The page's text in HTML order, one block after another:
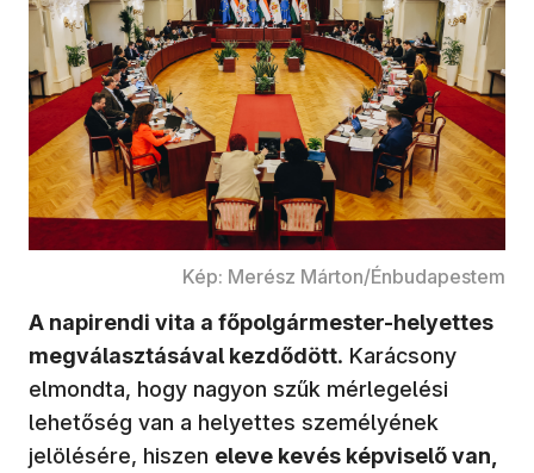
Kép: Merész Márton/Énbudapestem
A napirendi vita a főpolgármester-helyettes
megválasztásával kezdődött. Karácsony
elmondta, hogy nagyon szűk mérlegelési
lehetőség van a helyettes személyének
jelölésére, hiszen eleve kevés képviselő van,